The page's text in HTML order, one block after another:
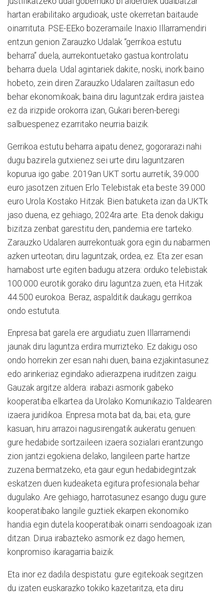
hartan erabilitako argudioak, uste okerretan baitaude
oinarrituta. PSE-EEko bozeramaile Inaxio Illarramendiri
entzun genion Zarauzko Udalak “gerrikoa estutu
beharra” duela, aurrekontuetako gastua kontrolatu
beharra duela. Udal agintariek dakite, noski, inork baino
hobeto, zein diren Zarauzko Udalaren zailtasun edo
behar ekonomikoak; baina diru laguntzak erdira jaistea
ez da irizpide orokorra izan, Gukari beren-beregi
salbuespenez ezarritako neurria baizik.
Gerrikoa estutu beharra aipatu denez, gogorarazi nahi
dugu bazirela gutxienez sei urte diru laguntzaren
kopurua igo gabe. 2019an UKT sortu aurretik, 39.000
euro jasotzen zituen Erlo Telebistak eta beste 39.000
euro Urola Kostako Hitzak. Bien batuketa izan da UKTk
jaso duena, ez gehiago, 2024ra arte. Eta denok dakigu
bizitza zenbat garestitu den, pandemia ere tarteko.
Zarauzko Udalaren aurrekontuak gora egin du nabarmen
azken urteotan; diru laguntzak, ordea, ez. Eta zer esan
hamabost urte egiten badugu atzera: orduko telebistak
100.000 eurotik gorako diru laguntza zuen, eta Hitzak
44.500 eurokoa. Beraz, aspalditik daukagu gerrikoa
ondo estututa.
Enpresa bat garela ere argudiatu zuen Illarramendi
jaunak diru laguntza erdira murrizteko. Ez dakigu oso
ondo horrekin zer esan nahi duen, baina ezjakintasunez
edo arinkeriaz egindako adierazpena iruditzen zaigu.
Gauzak argitze aldera: irabazi asmorik gabeko
kooperatiba elkartea da Urolako Komunikazio Taldearen
izaera juridikoa. Enpresa mota bat da, bai; eta, gure
kasuan, hiru arrazoi nagusirengatik aukeratu genuen:
gure hedabide sortzaileen izaera sozialari erantzungo
zion jantzi egokiena delako, langileen parte hartze
zuzena bermatzeko, eta gaur egun hedabidegintzak
eskatzen duen kudeaketa egitura profesionala behar
dugulako. Are gehiago, harrotasunez esango dugu gure
kooperatibako langile guztiek ekarpen ekonomiko
handia egin dutela kooperatibak oinarri sendoagoak izan
ditzan. Dirua irabazteko asmorik ez dago hemen,
konpromiso ikaragarria baizik.
Eta inor ez dadila despistatu: gure egitekoak segitzen
du izaten euskarazko tokiko kazetaritza, eta diru